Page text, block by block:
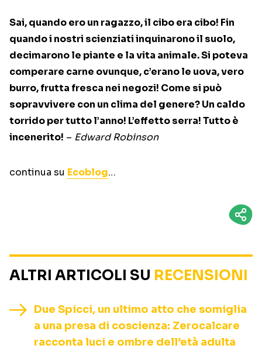
Sai, quando ero un ragazzo, il cibo era cibo! Fin
quando i nostri scienziati inquinarono il suolo,
decimarono le piante e la vita animale. Si poteva
comperare carne ovunque, c’erano le uova, vero
burro, frutta fresca nei negozi! Come si può
sopravvivere con un clima del genere? Un caldo
torrido per tutto l’anno! L’effetto serra! Tutto è
incenerito! – Edward Robinson
continua su Ecoblog…
ALTRI ARTICOLI SU RECENSIONI
Due Spicci, un ultimo atto che somiglia
a una presa di coscienza: Zerocalcare
racconta luci e ombre dell’età adulta